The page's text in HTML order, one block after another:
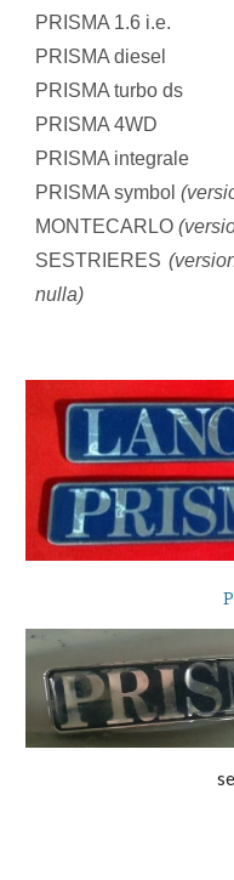
PRISMA 1.6 i.e.
PRISMA diesel
PRISMA turbo ds
PRISMA 4WD
PRISMA integrale
PRISMA symbol
MONTECARLO
SESTRIERES
nulla)